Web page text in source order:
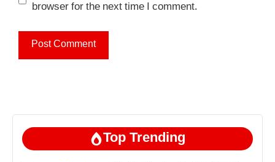
browser for the next time I comment.
Top Trending